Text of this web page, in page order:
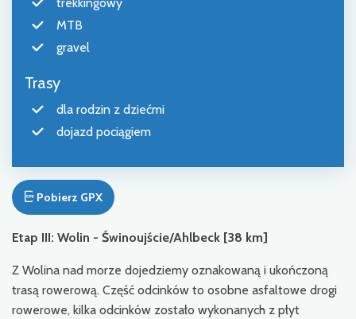
MTB
gravel
Trasy
dla rodzin z dziećmi
dojazd pociągiem
Pobierz GPX
Etap III: Wolin - Świnoujście/Ahlbeck [38 km]
Z Wolina nad morze dojedziemy oznakowaną i ukończoną
trasą rowerową. Część odcinków to osobne asfaltowe drogi
rowerowe, kilka odcinków zostało wykonanych z płyt